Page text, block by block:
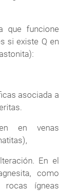
que funcione
si existe Q en
asociada a
en venas
En el
como
ígneas